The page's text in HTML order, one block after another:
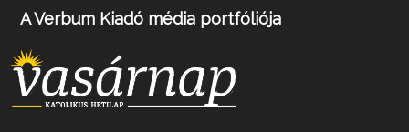
A Verbum Kiadó média portfóliója